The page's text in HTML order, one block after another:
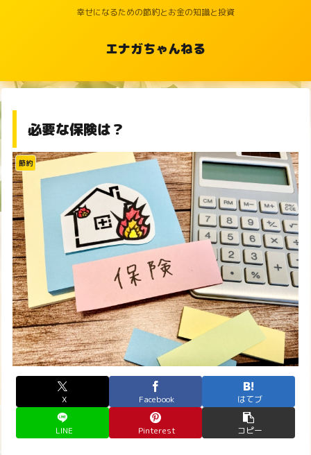
幸せになるための節約とお金の知識と投資
エナガちゃんねる
必要な保険は？
節約
X Facebook はてブ
LINE Pinterest コピー